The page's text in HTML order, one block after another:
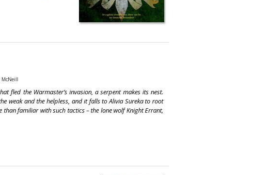
McNeill
fled the Warmaster’s invasion, a serpent makes its nest.
weak and the helpless, and it falls to Alivia Sureka to root
familiar with such tactics – the lone wolf Knight Errant,